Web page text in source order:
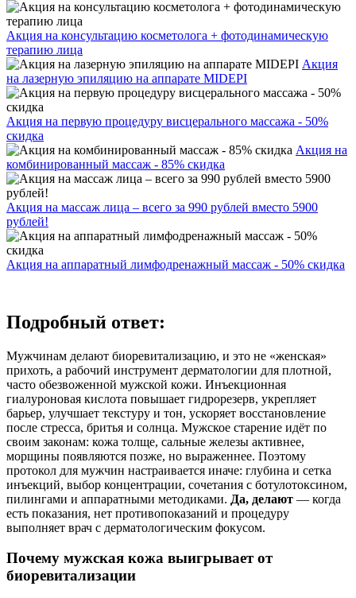
Акция на консультацию косметолога + фотодинамическую
терапию лица
Акция
на лазерную эпиляцию на аппарате MIDEPI
Акция на первую процедуру висцерального массажа - 50%
скидка
Акция на
комбинированный массаж - 85% скидка
Акция на массаж лица – всего за 990 рублей вместо 5900
рублей!
Акция на аппаратный лимфодренажный массаж - 50% скидка
Подробный ответ:
Мужчинам делают биоревитализацию, и это не «женская»
прихоть, а рабочий инструмент дерматологии для плотной,
часто обезвоженной мужской кожи. Инъекционная
гиалуроновая кислота повышает гидрорезерв, укрепляет
барьер, улучшает текстуру и тон, ускоряет восстановление
после стресса, бритья и солнца. Мужское старение идёт по
своим законам: кожа толще, сальные железы активнее,
морщины появляются позже, но выраженнее. Поэтому
протокол для мужчин настраивается иначе: глубина и сетка
инъекций, выбор концентрации, сочетания с ботулотоксином,
пилингами и аппаратными методиками. Да, делают — когда
есть показания, нет противопоказаний и процедуру
выполняет врач с дерматологическим фокусом.
Почему мужская кожа выигрывает от
биоревитализации